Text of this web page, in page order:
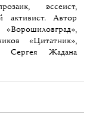
эссеист,
активист. Автор
«Цитатник»,
Сергея Жадана